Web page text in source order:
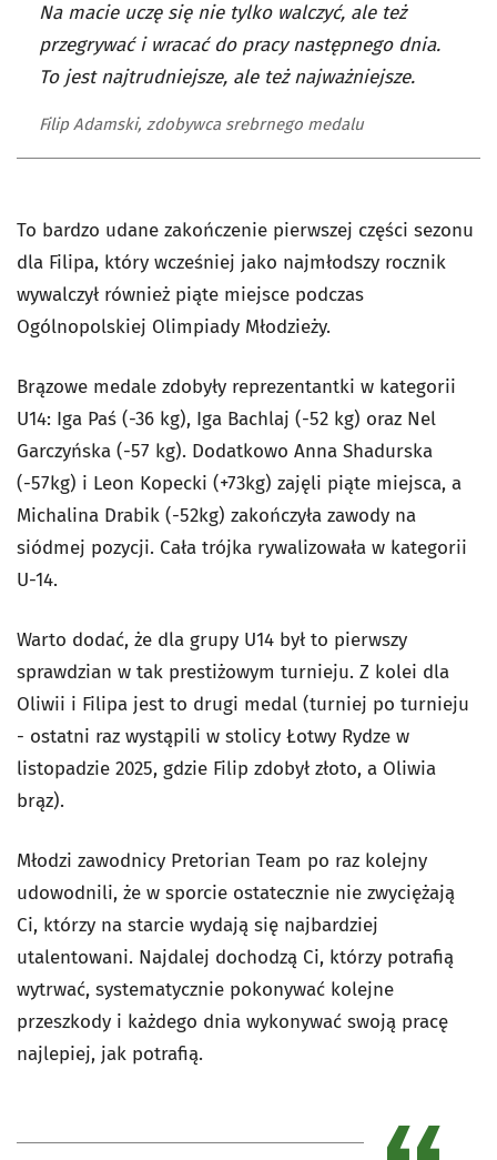
Na macie uczę się nie tylko walczyć, ale też
przegrywać i wracać do pracy następnego dnia.
To jest najtrudniejsze, ale też najważniejsze.
Filip Adamski, zdobywca srebrnego medalu
To bardzo udane zakończenie pierwszej części sezonu
dla Filipa, który wcześniej jako najmłodszy rocznik
wywalczył również piąte miejsce podczas
Ogólnopolskiej Olimpiady Młodzieży.
Brązowe medale zdobyły reprezentantki w kategorii
U14: Iga Paś (-36 kg), Iga Bachlaj (-52 kg) oraz Nel
Garczyńska (-57 kg). Dodatkowo Anna Shadurska
(-57kg) i Leon Kopecki (+73kg) zajęli piąte miejsca, a
Michalina Drabik (-52kg) zakończyła zawody na
siódmej pozycji. Cała trójka rywalizowała w kategorii
U-14.
Warto dodać, że dla grupy U14 był to pierwszy
sprawdzian w tak prestiżowym turnieju. Z kolei dla
Oliwii i Filipa jest to drugi medal (turniej po turnieju
- ostatni raz wystąpili w stolicy Łotwy Rydze w
listopadzie 2025, gdzie Filip zdobył złoto, a Oliwia
brąz).
Młodzi zawodnicy Pretorian Team po raz kolejny
udowodnili, że w sporcie ostatecznie nie zwyciężają
Ci, którzy na starcie wydają się najbardziej
utalentowani. Najdalej dochodzą Ci, którzy potrafią
wytrwać, systematycznie pokonywać kolejne
przeszkody i każdego dnia wykonywać swoją pracę
najlepiej, jak potrafią.